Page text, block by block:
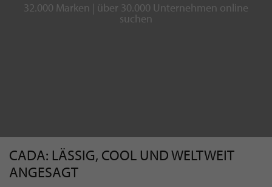
32.000 Marken | über 30.000 Unternehmen online
suchen
CADA: LÄSSIG, COOL UND WELTWEIT
ANGESAGT